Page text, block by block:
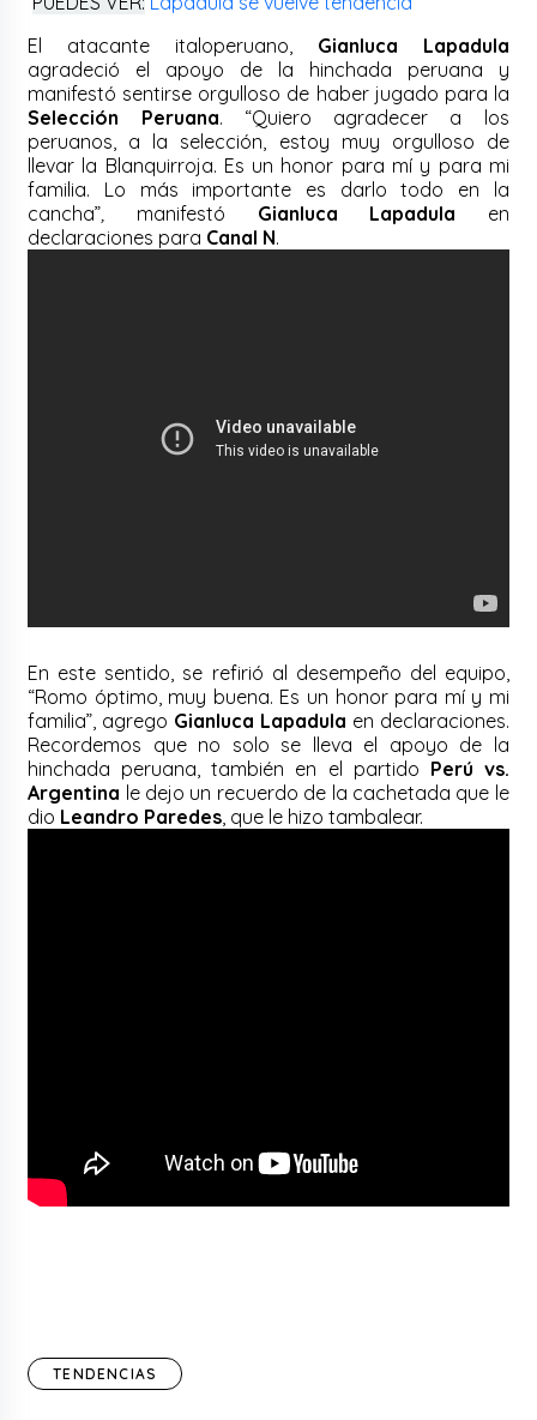
El atacante italoperuano, Gianluca Lapadula
agradeció el apoyo de la hinchada peruana y
manifestó sentirse orgulloso de haber jugado para la
Selección Peruana. “Quiero agradecer a los
peruanos, a la selección, estoy muy orgulloso de
llevar la Blanquirroja. Es un honor para mí y para mi
familia. Lo más importante es darlo todo en la
cancha”
manifestó Gianluca Lapadula en
declaraciones para Canal N.
En este sentido, se refirió al desempeño del equipo,
“Romo óptimo, muy buena. Es un honor para mí y mi
familia”, agrego Gianluca Lapadula en declaraciones.
Recordemos que no solo se lleva el apoyo de la
hinchada peruana, también en el partido Perú vs.
Argentina le dejo un recuerdo de la cachetada que le
dio Leandro Paredes , que le hizo tambalear.
TENDENCIAS